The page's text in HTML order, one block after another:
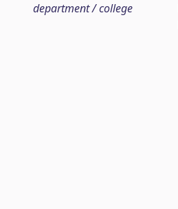
department / college